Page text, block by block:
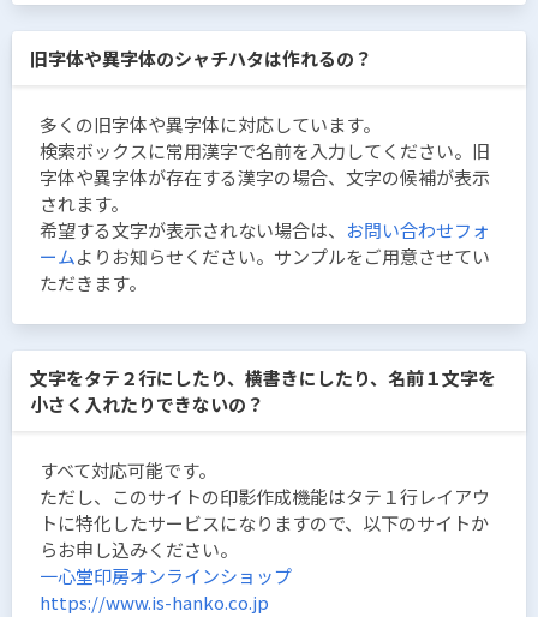
旧字体や異字体のシャチハタは作れるの？
多くの旧字体や異字体に対応しています。
検索ボックスに常用漢字で名前を入力してください。旧
字体や異字体が存在する漢字の場合、文字の候補が表示
されます。
希望する文字が表示されない場合は、 お問い合わせフォ
ームよりお知らせください。サンプルをご用意させてい
ただきます。
文字をタテ２行にしたり、横書きにしたり、名前１文字を
小さく入れたりできないの？
すべて対応可能です。
ただし、このサイトの印影作成機能はタテ１行レイアウ
トに特化したサービスになりますので、以下のサイトか
らお申し込みください。
一心堂印房オンラインショップ
https://www.is-hanko.co.jp